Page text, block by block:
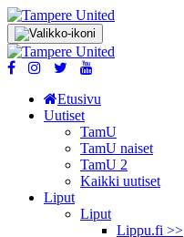
Etusivu
Uutiset
TamU
TamU naiset
TamU 2
Kaikki uutiset
Liput
Liput
Lippu.fi >>